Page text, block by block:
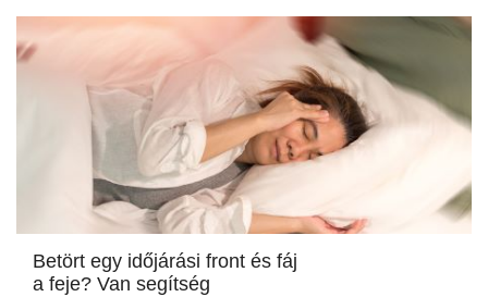
Betört egy időjárási front és fáj
a feje? Van segítség